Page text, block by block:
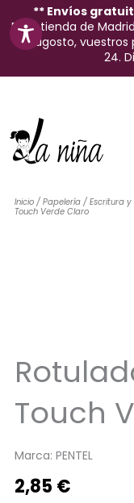
contenido
** Envíos
En la tienda de
de agosto,
24.
Inicio/ Papelería/ Escritura
Touch Verde Claro
Touch
Marca: PENTEL
2,85 €